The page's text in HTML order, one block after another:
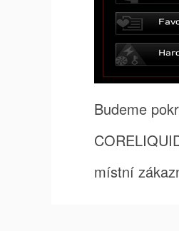
Budeme
místní